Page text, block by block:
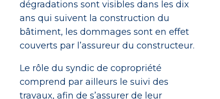
dégradations sont visibles dans les dix
ans qui suivent la construction du
bâtiment, les dommages sont en effet
couverts par l’assureur du constructeur.
Le rôle du syndic de copropriété
comprend par ailleurs le suivi des
travaux, afin de s’assurer de leur